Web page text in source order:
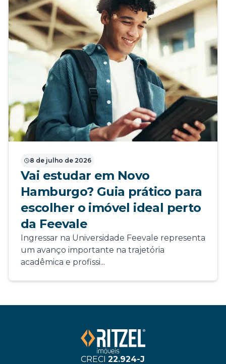
8 de julho de 2026
Vai estudar em Novo
Hamburgo? Guia prático para
escolher o imóvel ideal perto
da Feevale
Ingressar na Universidade Feevale representa
um avanço importante na trajetória
acadêmica e profissi...
CRECI 22.924-J